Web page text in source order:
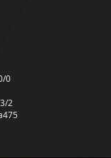
0
3/2
475